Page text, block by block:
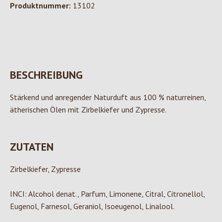
Produktnummer: 13102
BESCHREIBUNG
Stärkend und anregender Naturduft aus 100 % naturreinen,
ätherischen Ölen mit Zirbelkiefer und Zypresse.
ZUTATEN
Zirbelkiefer, Zypresse
INCI: Alcohol denat., Parfum, Limonene, Citral, Citronellol,
Eugenol, Farnesol, Geraniol, Isoeugenol, Linalool.